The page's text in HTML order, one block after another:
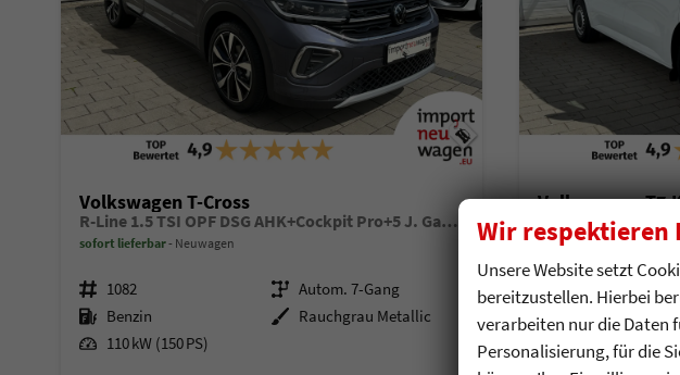
Volkswagen T-Cross
R-Line 1.5 TSI OPF DSG AHK+Cockpit Pro+5 J. Garantie!
sofort lieferbar Neuwagen
Fahrzeugnr. 1082 Getriebe Autom. 7-Gang
Kraftstoff Benzin Außenfarbe Rauchgrau Metallic
Leistung 110 kW (150 PS)
Volkswagen T7
sofort lieferbar
Fahrzeugnr. 882
Diesel
Leistung
110 kW (150 PS)
12.05.2026
Wir
Unsere Website setzt
bereitzustellen. Hierbei
verarbeiten nur die Daten
Personalisierung, für die